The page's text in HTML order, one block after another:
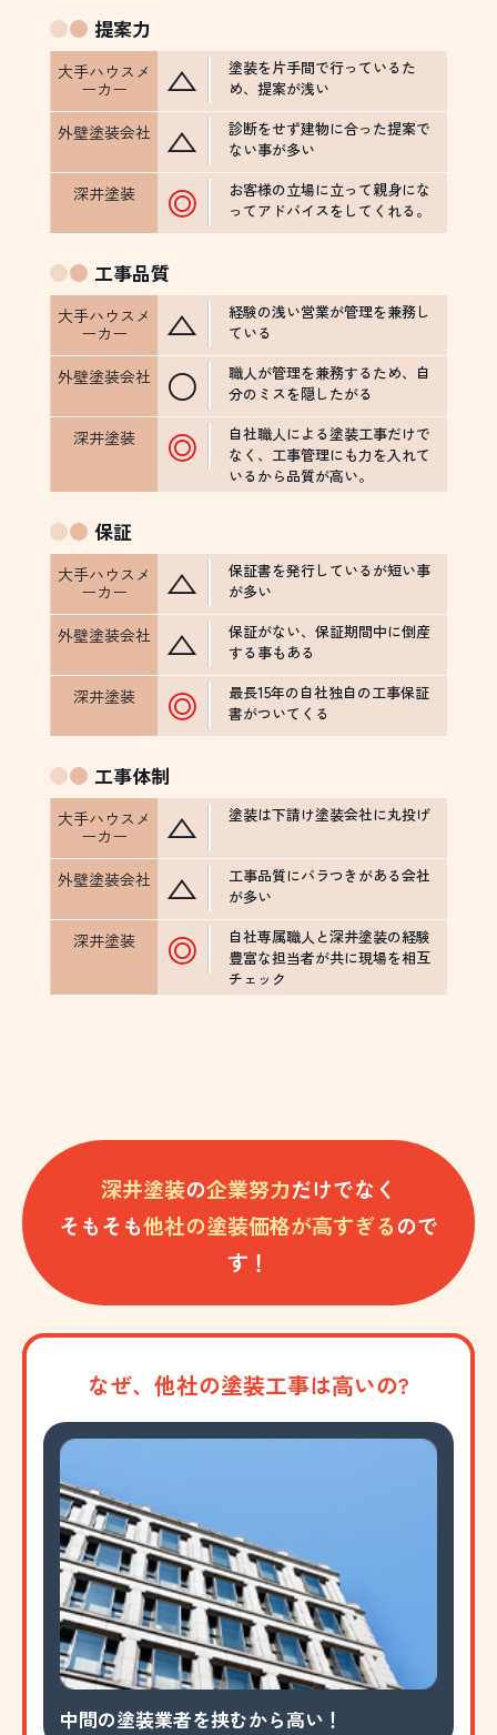
提案力
△
塗装を片手間で行っているた
め、提案が浅い
△
診断をせず建物に合った提案で
ない事が多い
◎
お客様の立場に立って親身にな
ってアドバイスをしてくれる。
工事品質
△
経験の浅い営業が管理を兼務し
ている
○
職人が管理を兼務するため、自
分のミスを隠したがる
◎
自社職人による塗装工事だけで
なく、工事管理にも力を入れて
いるから品質が高い。
保証
△
保証書を発行しているが短い事
が多い
△
保証がない、保証期間中に倒産
する事もある
◎
最長15年の自社独自の工事保証
書がついてくる
工事体制
△ 塗装は下請け塗装会社に丸投げ
△
工事品質にバラつきがある会社
が多い
◎
自社専属職人と深井塗装の経験
豊富な担当者が共に現場を相互
チェック
深井塗装の企業努力だけでなく
そもそも他社の塗装価格が高すぎるので
す！
なぜ、他社の塗装工事は高いの?
中間の塗装業者を挟むから高い！